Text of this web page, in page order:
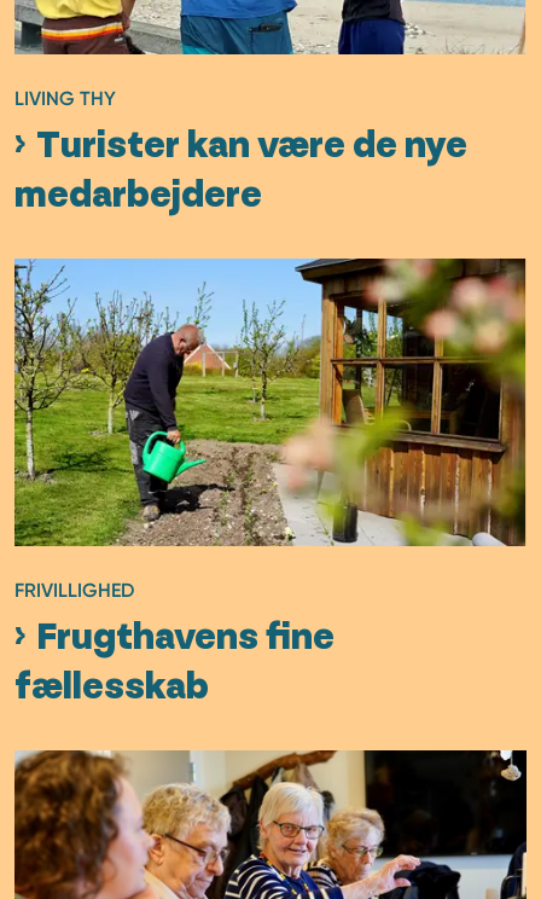
LIVING THY
Turister kan være de nye
medarbejdere
FRIVILLIGHED
Frugthavens fine
fællesskab